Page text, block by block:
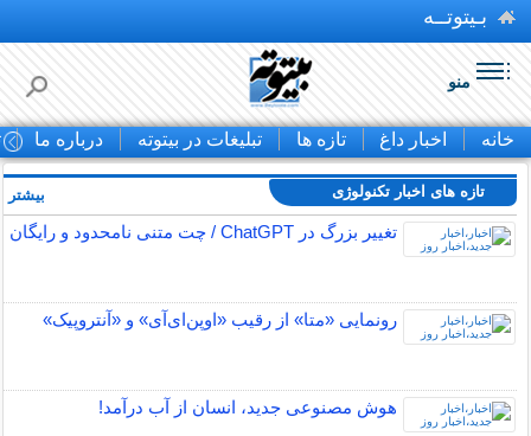
بـیتوتــه
منو
خانه اخبار داغ تازه ها تبلیغات در بیتوته درباره ما
تازه های اخبار تکنولوژی
تغییر بزرگ در ChatGPT / چت متنی نامحدود و رایگان
رونمایی «متا» از رقیب «اوپن‌ای‌آی» و «آنتروپیک»
هوش مصنوعی جدید، انسان از آب درآمد!
بیشتر